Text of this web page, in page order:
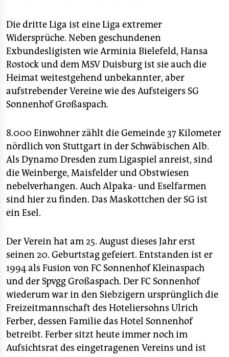
verlag
veranstaltungen
shop
fragen & hilfe
abo
genossenschaft
epaper login
Die dritte Liga ist eine Liga extremer
Widersprüche. Neben geschundenen
Exbundesligisten wie Arminia Bielefeld, Hansa
Rostock und dem MSV Duisburg ist sie auch die
Heimat weitestgehend unbekannter, aber
aufstrebender Vereine wie des Aufsteigers SG
Sonnenhof Großaspach.
8.000 Einwohner zählt die Gemeinde 37 Kilometer
nördlich von Stuttgart in der Schwäbischen Alb.
Als Dynamo Dresden zum Ligaspiel anreist, sind
die Weinberge, Maisfelder und Obstwiesen
nebelverhangen. Auch Alpaka- und Eselfarmen
sind hier zu finden. Das Maskottchen der SG ist
ein Esel.
Der Verein hat am 25. August dieses Jahr erst
seinen 20. Geburtstag gefeiert. Entstanden ist er
1994 als Fusion von FC Sonnenhof Kleinaspach
und der Spvgg Großaspach. Der FC Sonnenhof
wiederum war in den Siebzigern ursprünglich die
Freizeitmannschaft des Hoteliersohns Ulrich
Ferber, dessen Familie das Hotel Sonnenhof
betreibt. Ferber sitzt heute immer noch im
Aufsichtsrat des eingetragenen Vereins und ist